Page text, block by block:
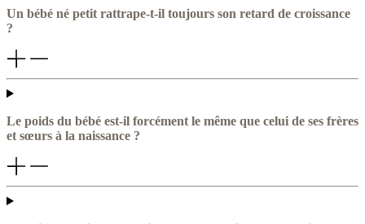
Un bébé né petit rattrape-t-il toujours son retard de croissance
?
Le poids du bébé est-il forcément le même que celui de ses frères
et sœurs à la naissance ?